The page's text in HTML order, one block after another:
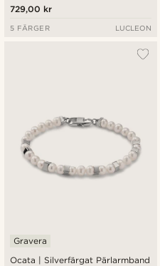
729,00 kr
5 FÄRGER LUCLEON
Ocata | Silverfärgat Pärlarmband
Gravera